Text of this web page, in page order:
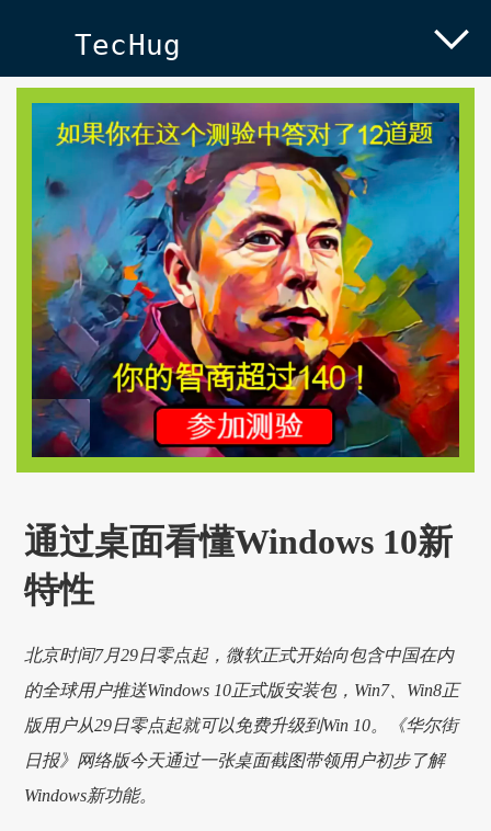
TecHug
通过桌面看懂Windows 10新
特性
北京时间7月29日零点起，微软正式开始向包含中国在内
的全球用户推送Windows 10正式版安装包，Win7、Win8正
版用户从29日零点起就可以免费升级到Win 10。《华尔街
日报》网络版今天通过一张桌面截图带领用户初步了解
Windows新功能。